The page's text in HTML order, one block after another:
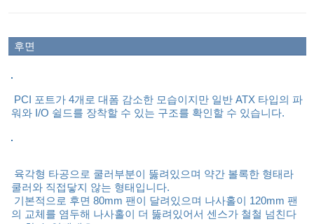
후면
PCI 포트가 4개로 대폼 감소한 모습이지만 일반 ATX 타입의 파
워와 I/O 쉴드를 장착할 수 있는 구조를 확인할 수 있습니다.
육각형 타공으로 쿨러부분이 뚫려있으며 약간 볼록한 형태라
쿨러와 직접닿지 않는 형태입니다.
기본적으로 후면 80mm 팬이 달려있으며 나사홀이 120mm 팬
의 교체를 염두해 나사홀이 더 뚫려있어서 센스가 철철 넘친다